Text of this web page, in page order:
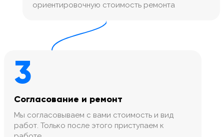
ориентировочную стоимость ремонта
3
Согласование и ремонт
Мы согласовываем с вами стоимость и вид
работ. Только после этого приступаем к